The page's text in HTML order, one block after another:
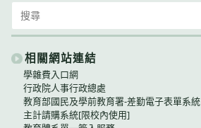
for:
相關網站連結
學雜費入口網
行政院人事行政總處
教育部國民及學前教育署-差勤電子表單系統
主計請購系統[限校內使用]